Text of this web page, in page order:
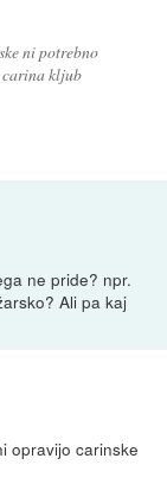
ni potrebno
carina kljub
ne pride? npr.
Ali pa kaj
opravijo carinske